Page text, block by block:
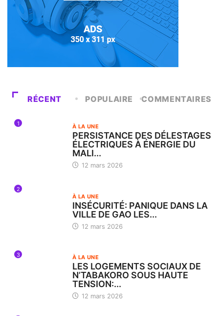
RÉCENT POPULAIRE COMMENTAIRES
1 À LA UNE
PERSISTANCE DES DÉLESTAGES
ÉLECTRIQUES À ÉNERGIE DU
MALI...
12 mars 2026
2
À LA UNE
INSÉCURITÉ: PANIQUE DANS LA
VILLE DE GAO LES...
12 mars 2026
3 À LA UNE
LES LOGEMENTS SOCIAUX DE
N’TABAKORO SOUS HAUTE
TENSION:...
12 mars 2026